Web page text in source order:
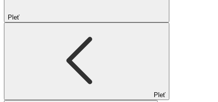
Pleť
Pleť